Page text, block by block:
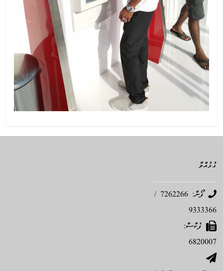
ގުޅުއްވާ
ފޯން: 7262266 /
9333366
ފެކްސް:
6820007